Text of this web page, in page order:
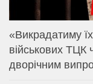
«Викрадатиму
військових ТЦК
дворічним